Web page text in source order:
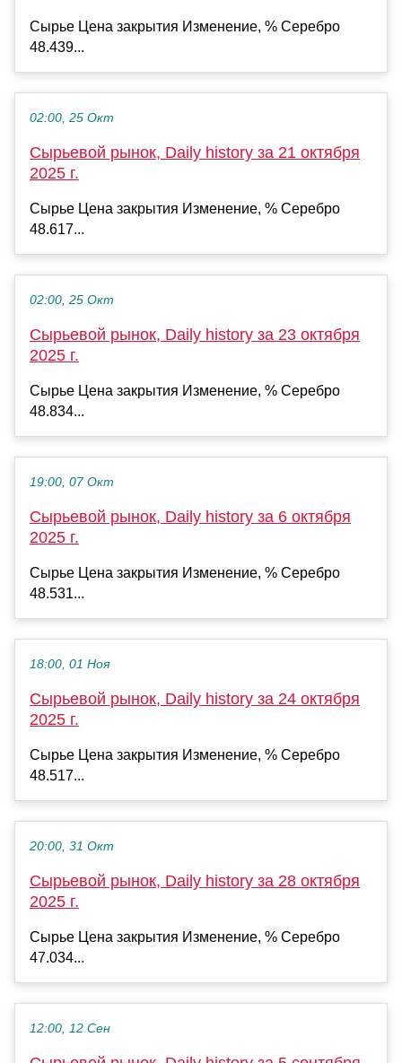
Сырье Цена закрытия Изменение, % Серебро
48.439...
02:00, 25 Окт
Сырьевой рынок, Daily history за 21 октября
2025 г.
Сырье Цена закрытия Изменение, % Серебро
48.617...
02:00, 25 Окт
Сырьевой рынок, Daily history за 23 октября
2025 г.
Сырье Цена закрытия Изменение, % Серебро
48.834...
19:00, 07 Окт
Сырьевой рынок, Daily history за 6 октября
2025 г.
Сырье Цена закрытия Изменение, % Серебро
48.531...
18:00, 01 Ноя
Сырьевой рынок, Daily history за 24 октября
2025 г.
Сырье Цена закрытия Изменение, % Серебро
48.517...
20:00, 31 Окт
Сырьевой рынок, Daily history за 28 октября
2025 г.
Сырье Цена закрытия Изменение, % Серебро
47.034...
12:00, 12 Сен